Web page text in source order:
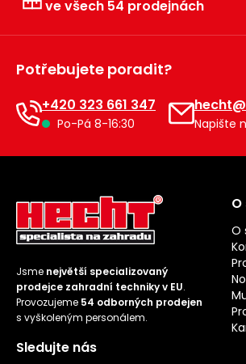
ve všech 54 prodejnách
Potřebujete poradit?
+420 323 661 347
Po-Pá 8-16:30 Napište
Jsme největší specializovaný
prodejce zahradní techniky v EU.
Provozujeme 54 odborných prodejen
s vyškoleným personálem.
Sledujte nás
O